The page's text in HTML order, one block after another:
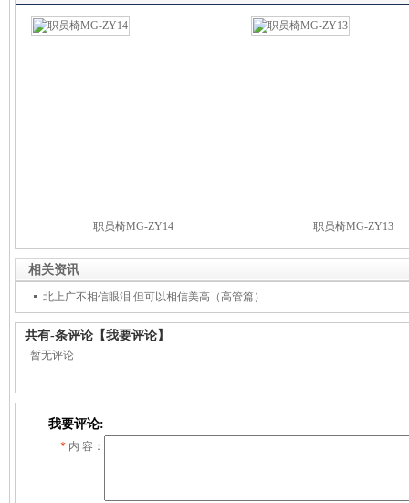
职员椅MG-ZY14 职员椅MG-ZY13
相关资讯
北上广不相信眼泪 但可以相信美高（高管篇）
共有-条评论 【我要评论】
暂无评论
我要评论:
* 内 容：